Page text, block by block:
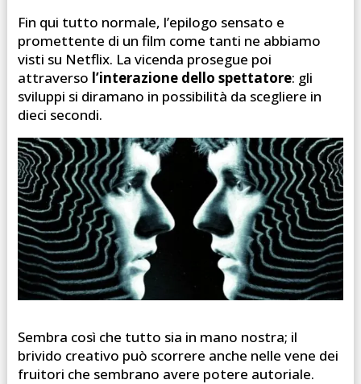
Fin qui tutto normale, l’epilogo sensato e
promettente di un film come tanti ne abbiamo
visti su Netflix. La vicenda prosegue poi
attraverso l’interazione dello spettatore: gli
sviluppi si diramano in possibilità da scegliere in
dieci secondi.
Sembra così che tutto sia in mano nostra; il
brivido creativo può scorrere anche nelle vene dei
fruitori che sembrano avere potere autoriale.